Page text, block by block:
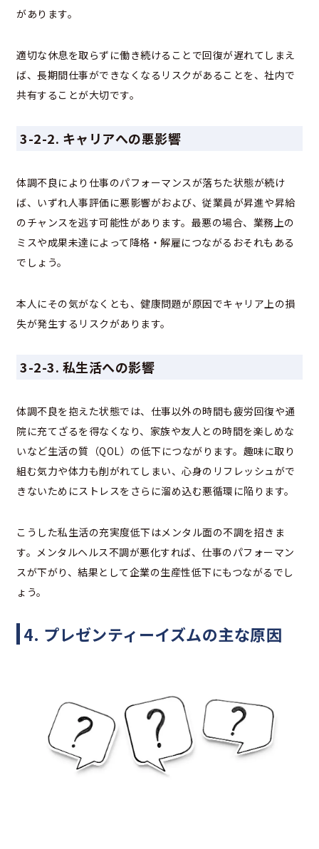
があります。
適切な休息を取らずに働き続けることで回復が遅れてしまえ
ば、長期間仕事ができなくなるリスクがあることを、社内で
共有することが大切です。
3-2-2. キャリアへの悪影響
体調不良により仕事のパフォーマンスが落ちた状態が続け
ば、いずれ人事評価に悪影響がおよび、従業員が昇進や昇給
のチャンスを逃す可能性があります。最悪の場合、業務上の
ミスや成果未達によって降格・解雇につながるおそれもある
でしょう。
本人にその気がなくとも、健康問題が原因でキャリア上の損
失が発生するリスクがあります。
3-2-3. 私生活への影響
体調不良を抱えた状態では、仕事以外の時間も疲労回復や通
院に充てざるを得なくなり、家族や友人との時間を楽しめな
いなど生活の質（QOL）の低下につながります。趣味に取り
組む気力や体力も削がれてしまい、心身のリフレッシュがで
きないためにストレスをさらに溜め込む悪循環に陥ります。
こうした私生活の充実度低下はメンタル面の不調を招きま
す。メンタルヘルス不調が悪化すれば、仕事のパフォーマン
スが下がり、結果として企業の生産性低下にもつながるでし
ょう。
4. プレゼンティーイズムの主な原因